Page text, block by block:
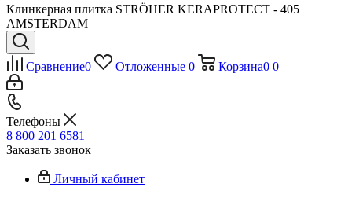
Клинкерная плитка STRÖHER KERAPROTECT - 405
AMSTERDAM
Сравнение0 Отложенные 0 Корзина0 0
Телефоны
8 800 201 6581
Заказать звонок
Личный кабинет